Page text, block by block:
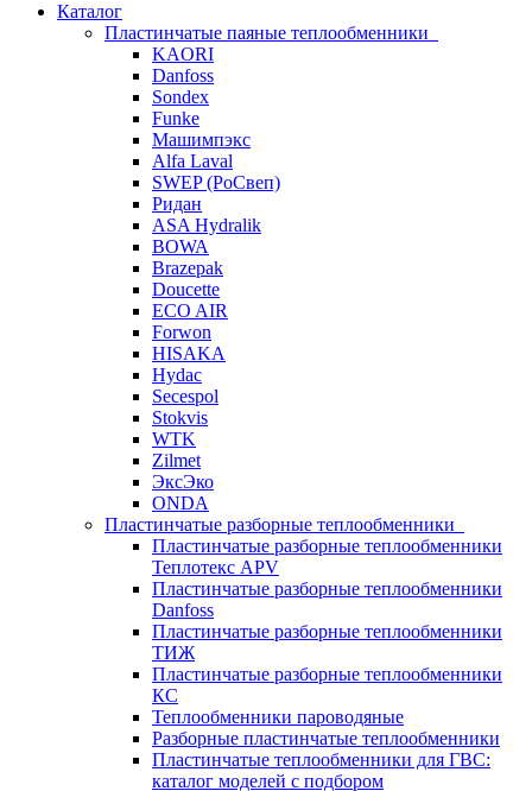
Каталог
Пластинчатые паяные теплообменники
KAORI
Danfoss
Sondex
Funke
Машимпэкс
Alfa Laval
SWEP (РоСвеп)
Ридан
ASA Hydralik
BOWA
Brazepak
Doucette
ECO AIR
Forwon
HISAKA
Hydac
Secespol
Stokvis
WTK
Zilmet
ЭксЭко
ONDA
Пластинчатые разборные теплообменники
Пластинчатые разборные теплообменники
Теплотекс APV
Пластинчатые разборные теплообменники
Danfoss
Пластинчатые разборные теплообменники
ТИЖ
Пластинчатые разборные теплообменники
КC
Теплообменники пароводяные
Разборные пластинчатые теплообменники
Пластинчатые теплообменники для ГВС:
каталог моделей с подбором